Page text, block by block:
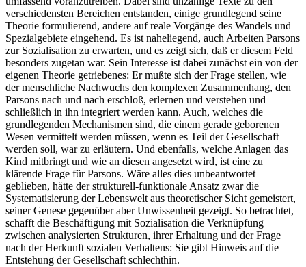
verschiedensten Bereichen entstanden, einige grundlegend seine
Theorie formulierend, andere auf reale Vorgänge des Wandels und
Spezialgebiete eingehend. Es ist naheliegend, auch Arbeiten Parsons
zur Sozialisation zu erwarten, und es zeigt sich, daß er diesem Feld
besonders zugetan war. Sein Interesse ist dabei zunächst ein von der
eigenen Theorie getriebenes: Er mußte sich der Frage stellen, wie
der menschliche Nachwuchs den komplexen Zusammenhang, den
Parsons nach und nach erschloß, erlernen und verstehen und
schließlich in ihn integriert werden kann. Auch, welches die
grundlegenden Mechanismen sind, die einem gerade geborenen
Wesen vermittelt werden müssen, wenn es Teil der Gesellschaft
werden soll, war zu erläutern. Und ebenfalls, welche Anlagen das
Kind mitbringt und wie an diesen angesetzt wird, ist eine zu
klärende Frage für Parsons. Wäre alles dies unbeantwortet
geblieben, hätte der strukturell-funktionale Ansatz zwar die
Systematisierung der Lebenswelt aus theoretischer Sicht gemeistert,
seiner Genese gegenüber aber Unwissenheit gezeigt. So betrachtet,
schafft die Beschäftigung mit Sozialisation die Verknüpfung
zwischen analysierten Strukturen, ihrer Erhaltung und der Frage
nach der Herkunft sozialen Verhaltens: Sie gibt Hinweis auf die
Entstehung der Gesellschaft schlechthin.